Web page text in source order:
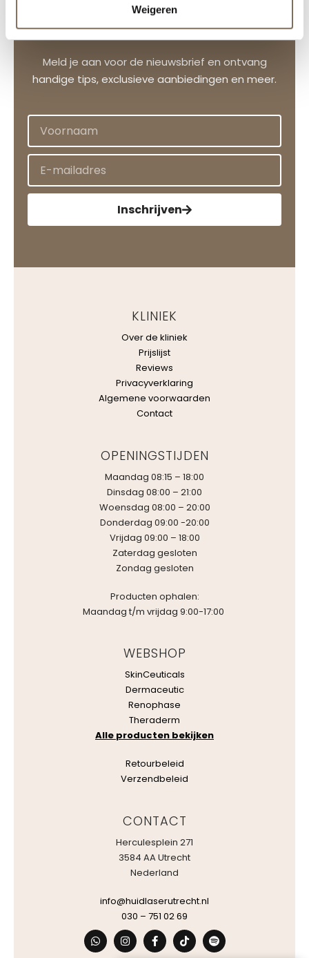
Weigeren
NIEUWSBRIEF
Meld je aan voor de nieuwsbrief en ontvang
handige tips, exclusieve aanbiedingen en meer.
Inschrijven
KLINIEK
Over de kliniek
Prijslijst
Reviews
Privacyverklaring
Algemene voorwaarden
Contact
OPENINGSTIJDEN
Maandag 08:15 – 18:00
Dinsdag 08:00 – 21:00
Woensdag 08:00 – 20:00
Donderdag 09:00 -20:00
Vrijdag 09:00 – 18:00
Zaterdag gesloten
Zondag gesloten
Producten ophalen:
Maandag t/m vrijdag 9:00-17:00
WEBSHOP
SkinCeuticals
Dermaceutic
Renophase
Theraderm
Alle producten bekijken
Retourbeleid
Verzendbeleid
CONTACT
Herculesplein 271
3584 AA Utrecht
Nederland
info@huidlaserutrecht.nl
030 – 751 02 69